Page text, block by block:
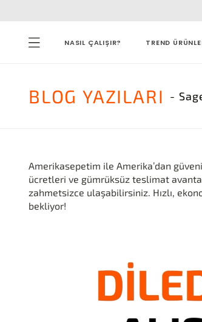
NASIL ÇALIŞIR? TREND
BLOG YAZILARI -
Amerikasepetim ile Amerika’dan
ücretleri ve gümrüksüz teslimat
zahmetsizce ulaşabilirsiniz. Hızlı,
bekliyor!